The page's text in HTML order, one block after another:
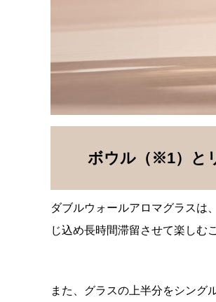
ボウル（※1）と
ダブルウォールアロマグラスは
じ込め長時間滞留させて楽しむ
また、グラスの上半分をシング